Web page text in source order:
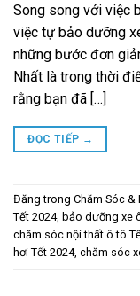
Song song với việc
việc tự bảo dưỡng
những bước đơn
Nhất là trong thời
rằng bạn đã […]
ĐỌC TIẾP →
Đăng trong Chăm Sóc &
Tết 2024, bảo dưỡng xe
chăm sóc nội thất ô tô
hơi Tết 2024, chăm sóc